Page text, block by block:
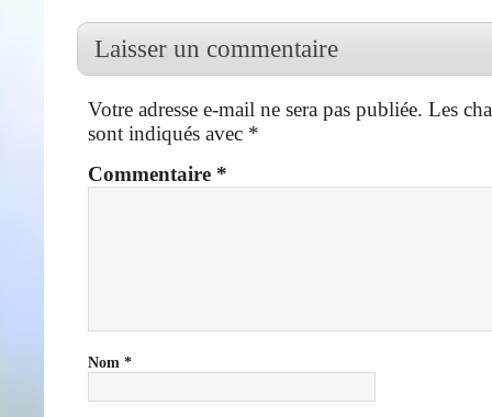
Laisser un commentaire
Votre adresse e-mail ne sera pas publiée. Les
sont indiqués avec *
Commentaire *
Nom *